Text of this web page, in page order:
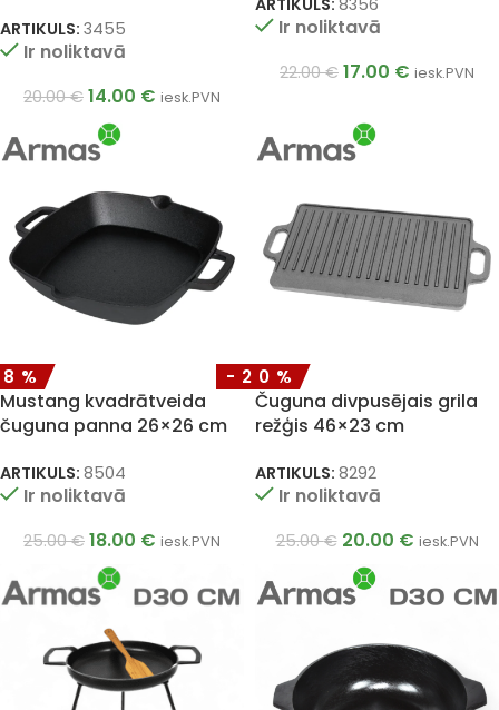
ARTIKULS: 3455
Ir noliktavā
20.00€ 14.00 € iesk.PVN
ARTIKULS: 8356
Ir noliktavā
22.00€ 17.00 € iesk.PVN
Mustang kvadrātveida
čuguna panna 26×26 cm
ARTIKULS: 8504
Ir noliktavā
25.00€ 18.00 € iesk.PVN
-20%
Čuguna divpusējais grila
režģis 46×23 cm
ARTIKULS: 8292
Ir noliktavā
25.00€ 20.00 € iesk.PVN